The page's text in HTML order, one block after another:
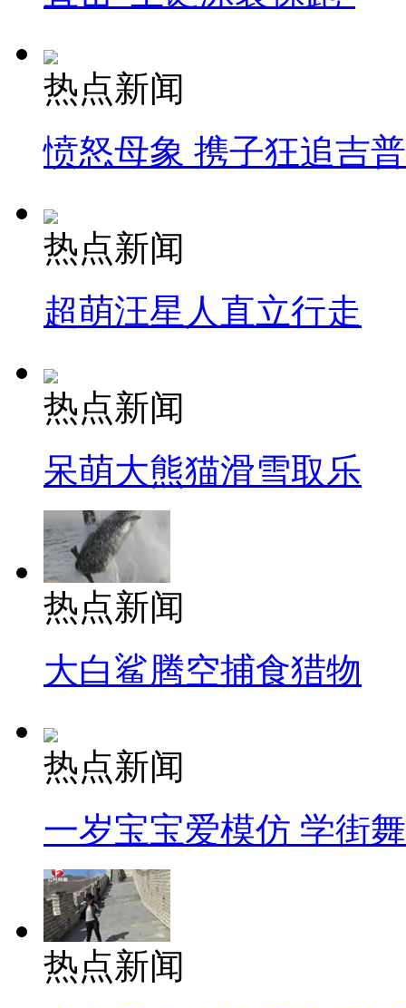
热点新闻
愤怒母象 携子狂追吉
热点新闻
超萌汪星人直立行走
热点新闻
呆萌大熊猫滑雪取乐
热点新闻
大白鲨腾空捕食猎物
热点新闻
一岁宝宝爱模仿 学街
热点新闻